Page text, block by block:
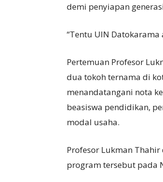
demi penyiapan
“Tentu UIN
Pertemuan Profesor
dua tokoh ternama di
menandatangani nota
beasiswa pendidikan,
modal usaha.
Profesor Lukman
program tersebut pada